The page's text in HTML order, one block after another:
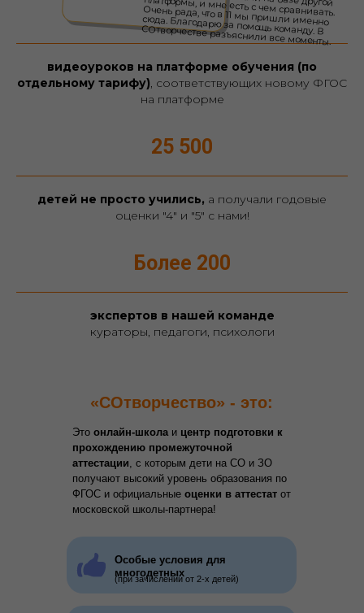
4 000 +
видеоуроков на платформе обучения (по
отдельному тарифу), соответствующих новому ФГОС
на платформе
25 500
детей не просто учились, а получали годовые
оценки "4" и "5" с нами!
Более 200
экспертов в нашей команде
кураторы, педагоги, психологи
Это онлайн-школаи центр подготовки к
прохождению промежуточной
аттестации, с которым дети на СО и ЗО
получают высокий уровень образования по
ФГОС и официальные оценки в аттестат от
московской школы-партнера!
«СОтворчество» - это:
Особые условия для
многодетных
(при зачислении от 2-х детей)
Создано мамой для
мам:
детей на СО, которые учатся и
аттестуются с "СОтворчеством"!